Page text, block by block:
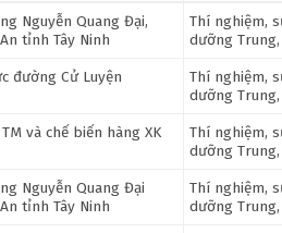
Nguyễn Quang Đại,
tỉnh Tây Ninh
Thí nghiệm,
dưỡng
đường Cử Luyện
Thí nghiệm,
dưỡng
và chế biến hàng XK
Thí nghiệm,
dưỡng
Nguyễn Quang Đại
tỉnh Tây Ninh
Thí nghiệm,
dưỡng